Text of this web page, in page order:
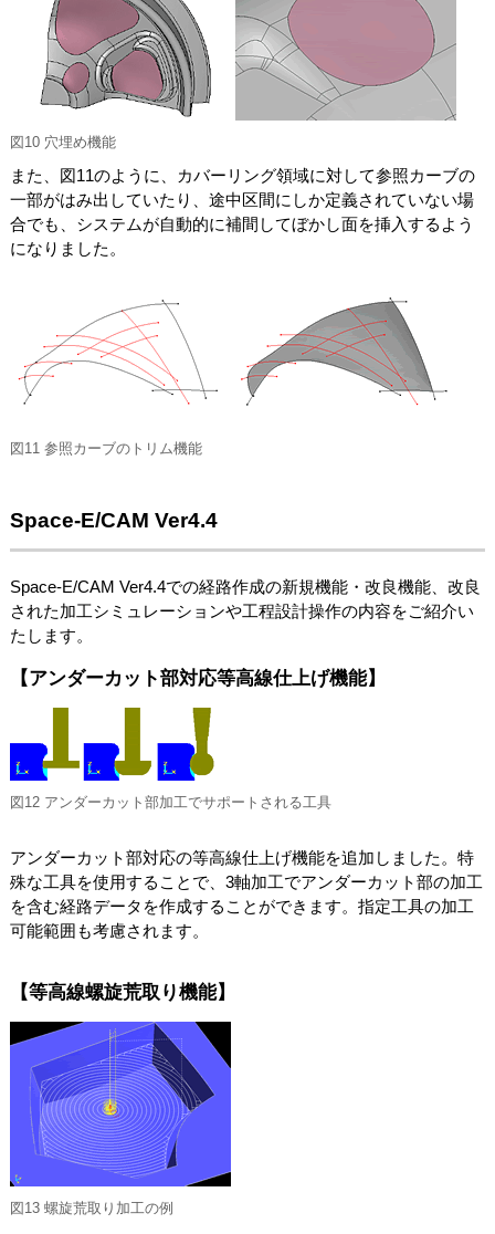
図10 穴埋め機能
また、図11のように、カバーリング領域に対して参照カーブの
一部がはみ出していたり、途中区間にしか定義されていない場
合でも、システムが自動的に補間してぼかし面を挿入するよう
になりました。
図11 参照カーブのトリム機能
Space-E/CAM Ver4.4
Space-E/CAM Ver4.4での経路作成の新規機能・改良機能、改良
された加工シミュレーションや工程設計操作の内容をご紹介い
たします。
【アンダーカット部対応等高線仕上げ機能】
図12 アンダーカット部加工でサポートされる工具
アンダーカット部対応の等高線仕上げ機能を追加しました。特
殊な工具を使用することで、3軸加工でアンダーカット部の加工
を含む経路データを作成することができます。指定工具の加工
可能範囲も考慮されます。
【等高線螺旋荒取り機能】
図13 螺旋荒取り加工の例